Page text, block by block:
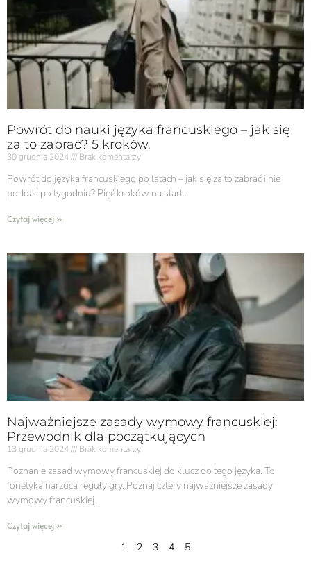
Powrót do nauki języka francuskiego – jak się
za to zabrać? 5 kroków.
30 grudnia 2024 Brak komentarzy
Powrót do języka francuskiego po latach – jak się za to zabrać i nie
poddać po tygodniu? Pięć kroków na start.
Czytaj więcej »
Najważniejsze zasady wymowy francuskiej:
Przewodnik dla początkujących
13 grudnia 2024 Brak komentarzy
Poznanie zasad wymowy francuskiej do klucz do tego języka. To
fonetyka narzuca reguły gry. Poznaj cztery najważniejsze zasady
wymowy francuskiej.
Czytaj więcej »
1 2 3 4 5